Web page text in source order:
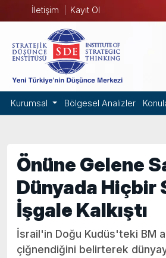
İletişim Kayıt Ol
Kurumsal Bölgesel Analizler
Önüne Gelene
Dünyada Hiçbir
İşgale Kalkıştı
İsrail'in Doğu Kudüs'teki BM
çiğnendiğini belirterek